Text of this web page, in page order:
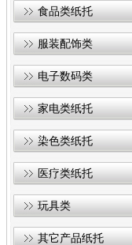
食品类纸托
服装配饰类
电子数码类
家电类纸托
染色类纸托
医疗类纸托
玩具类
其它产品纸托